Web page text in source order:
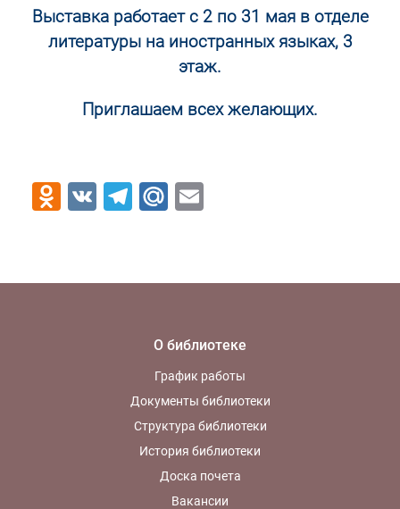
Выставка работает с 2 по 31 мая в отделе
литературы на иностранных языках, 3
этаж.
Приглашаем всех желающих.
Odnoklassniki
VK Telegram
Mail.Ru
О библиотеке
График работы
Документы библиотеки
Структура библиотеки
История библиотеки
Доска почета
Вакансии